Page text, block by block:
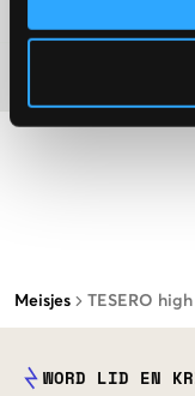
Meisjes TESERO
WORD LID EN